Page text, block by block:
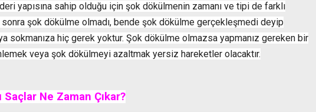
yapısına sahip olduğu için şok dökülmenin zamanı ve tipi de farklı
sonra şok dökülme olmadı, bende şok dökülme gerçekleşmedi deyip
sokmanıza hiç gerek yoktur. Şok dökülme olmazsa yapmanız gereken bir
veya şok dökülmeyi azaltmak yersiz hareketler olacaktır.
Ne Zaman Çıkar?